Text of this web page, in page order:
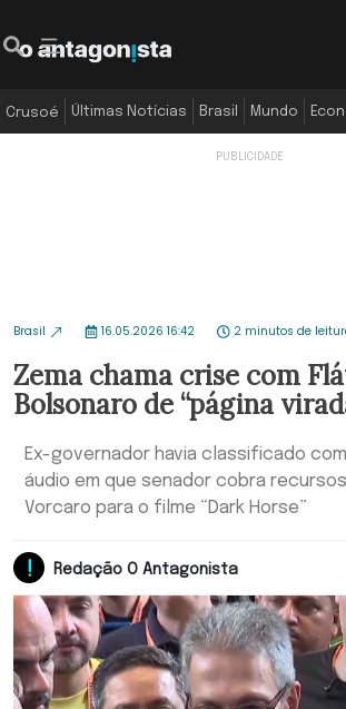
Crusoé Últimas Notícias Brasil Mundo
Brasil 16.05.2026 16:42 2 minutos de
Zema chama crise com
Bolsonaro de “página
Ex-governador havia classificado
áudio em que senador cobra recursos
Vorcaro para o filme “Dark Horse”
Redação O Antagonista